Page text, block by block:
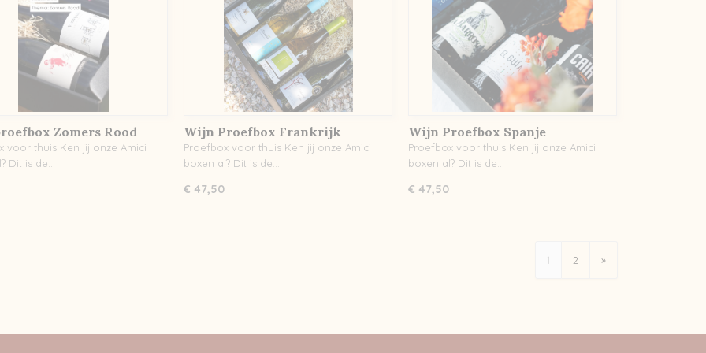
Zomers Rood
voor thuis Ken jij onze Amici
Dit is de…
Wijn Proefbox Frankrijk
Proefbox voor thuis Ken jij onze Amici
boxen al? Dit is de…
€ 47,50
Wijn Proefbox Spanje
Proefbox voor thuis Ken jij onze Amici
boxen al? Dit is de…
€ 47,50
1 2 »